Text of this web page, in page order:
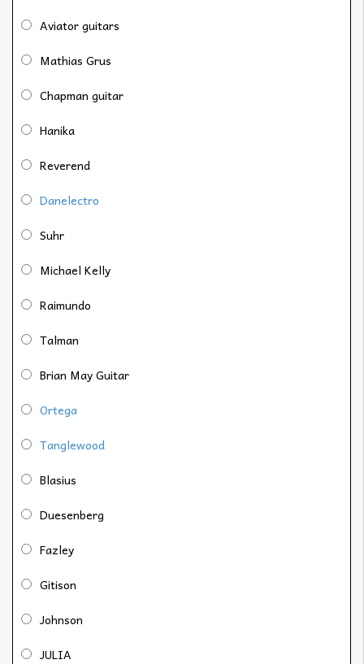
Aviator guitars
Mathias Grus
Chapman guitar
Hanika
Reverend
Danelectro
Suhr
Michael Kelly
Raimundo
Talman
Brian May Guitar
Ortega
Tanglewood
Blasius
Duesenberg
Fazley
Gitison
Johnson
JULIA